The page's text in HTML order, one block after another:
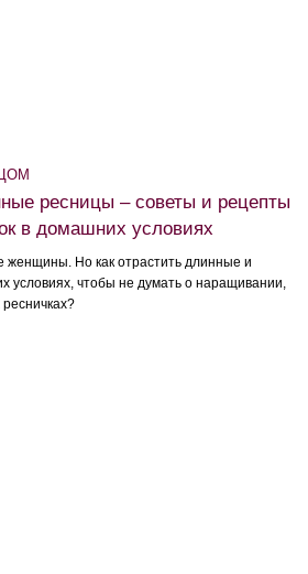
ресницы – советы и рецепты
в домашних условиях
женщины. Но как отрастить длинные и
условиях, чтобы не думать о наращивании,